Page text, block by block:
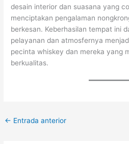
desain interior dan suasana yang
menciptakan pengalaman
berkesan. Keberhasilan tempat ini
pelayanan dan atmosfernya
pecinta whiskey dan mereka yang
berkualitas.
← Entrada anterior